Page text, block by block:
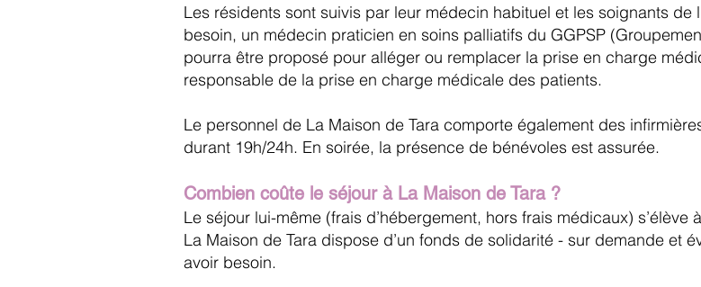
Les résidents sont suivis par leur médecin habituel et les soignants de
besoin, un médecin praticien en soins palliatifs du GGPSP
pourra être proposé pour alléger ou remplacer la prise en charge
responsable de la prise en charge médicale des patients.
Le personnel de La Maison de Tara comporte également des
durant 19h/24h. En soirée, la présence de bénévoles est assurée.
Combien coûte le séjour à La Maison de Tara ?
Le séjour lui-même (frais d’hébergement, hors frais médicaux) s’élève
La Maison de Tara dispose d’un fonds de solidarité - sur demande et
avoir besoin.